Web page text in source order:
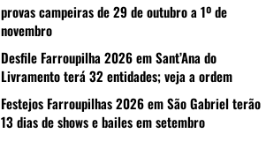
provas campeiras de 29 de outubro a 1º de
novembro
Desfile Farroupilha 2026 em Sant’Ana do
Livramento terá 32 entidades; veja a ordem
Festejos Farroupilhas 2026 em São Gabriel terão
13 dias de shows e bailes em setembro